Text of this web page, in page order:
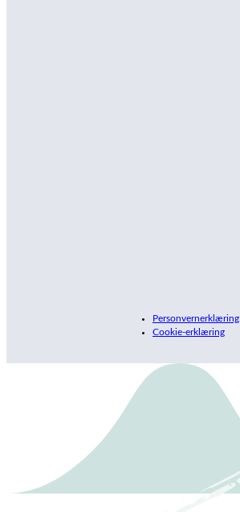
Personvernerklæring
Cookie-erklæring